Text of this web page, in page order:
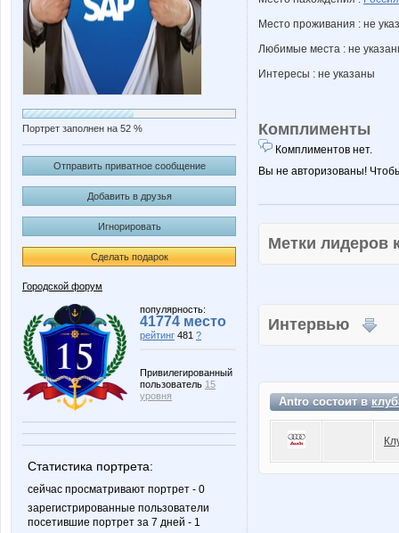
Портрет заполнен на 52 %
Отправить приватное сообщение
Добавить в друзья
Игнорировать
Сделать подарок
Городской форум
популярность:
41774 место
рейтинг 481 ?
Привилегированный
пользователь 15
уровня
Статистика портрета:
сейчас просматривают портрет - 0
зарегистрированные пользователи
посетившие портрет за 7 дней - 1
Место проживания : не
Любимые места : не
Интересы : не указаны
Комплименты
Комплиментов нет.
Вы не авторизованы!
Метки
Интервью
Antro состоит в